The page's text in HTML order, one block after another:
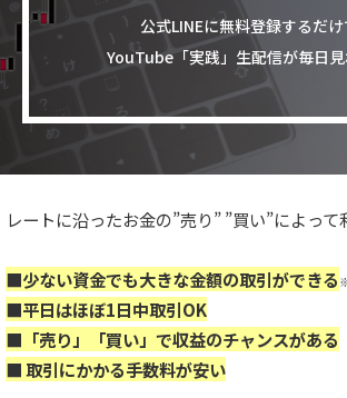
公式LINEに無料登録するだけ
YouTube「実践」生配信が毎日見
レートに沿ったお金の”売り” ”買い”によって
■少ない資金でも大きな金額の取引ができる
■平日はほぼ1日中取引OK
■「売り」「買い」で収益のチャンスがある
■ 取引にかかる手数料が安い